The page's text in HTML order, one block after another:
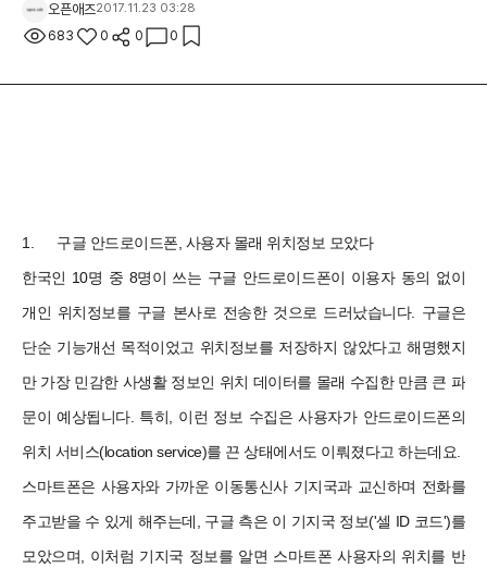
오픈애즈2017.11.23 03:28
683 0 0 0
1.
구글 안드로이드폰, 사용자 몰래 위치정보 모았다
한국인 10명 중 8명이 쓰는 구글 안드로이드폰이 이용자 동의 없이
개인 위치정보를 구글 본사로 전송한 것으로 드러났습니다. 구글은
단순 기능개선 목적이었고 위치정보를 저장하지 않았다고 해명했지
만 가장 민감한 사생활 정보인 위치 데이터를 몰래 수집한 만큼 큰 파
문이 예상됩니다. 특히, 이런 정보 수집은 사용자가 안드로이드폰의
위치 서비스(location service)를 끈 상태에서도 이뤄졌다고 하는데요.
스마트폰은 사용자와 가까운 이동통신사 기지국과 교신하며 전화를
주고받을 수 있게 해주는데, 구글 측은 이 기지국 정보('셀 ID 코드')를
모았으며, 이처럼 기지국 정보를 알면 스마트폰 사용자의 위치를 반